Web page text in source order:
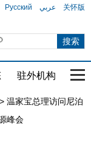
Русский عربي 关怀版
驻外机构 国
> 温家宝总理访问尼泊
峰会